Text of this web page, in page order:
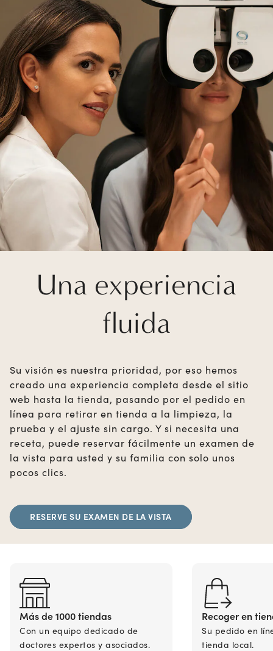
Una experiencia
fluida
Su visión es nuestra prioridad, por eso hemos
creado una experiencia completa desde el sitio
web hasta la tienda, pasando por el pedido en
línea para retirar en tienda a la limpieza, la
prueba y el ajuste sin cargo. Y si necesita una
receta, puede reservar fácilmente un examen de
la vista para usted y su familia con solo unos
pocos clics.
RESERVE SU EXAMEN DE LA VISTA
Más de 1000 tiendas
Con un equipo dedicado de
doctores expertos y asociados.
Recoger en
Su pedido en
tienda local.